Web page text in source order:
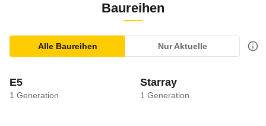
Baureihen
Alle Baureihen Nur Aktuelle
E5
1 Generation
Starray
1 Generation